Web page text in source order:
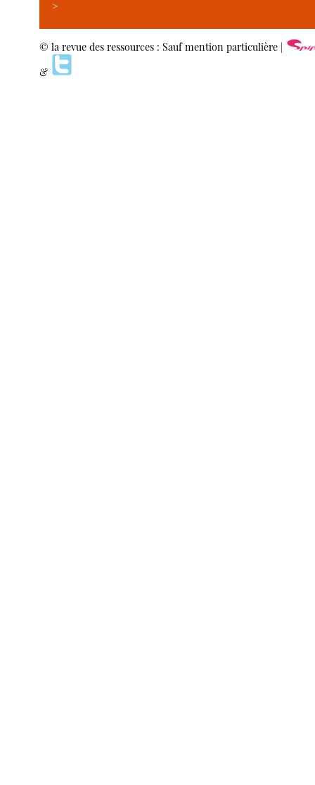
>
© la revue des ressources : Sauf mention particulière |
&